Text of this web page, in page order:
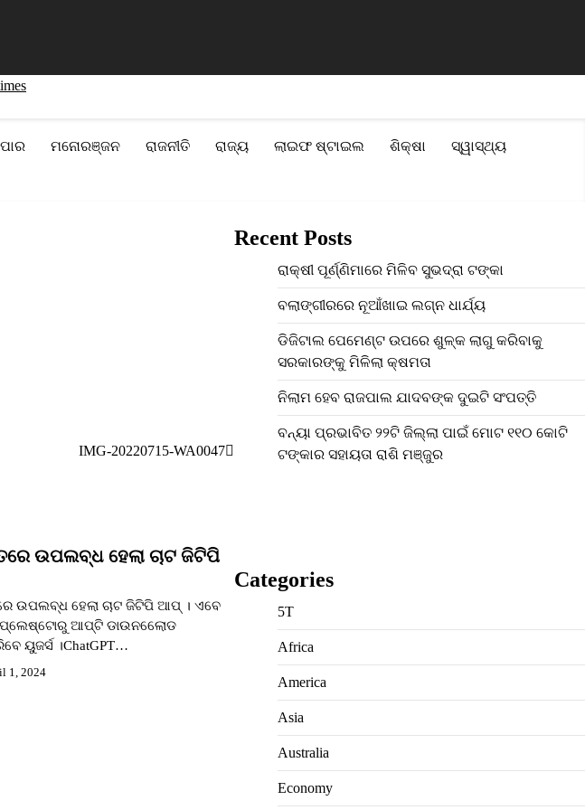
ହେବ ରାଜପାଲ ଯାଦବଙ୍କ ଦୁଇଟି ସଂପତ୍ତି
ମନୋରଞ୍ଜନ ରାଜନୀତି ରାଜ୍ୟ ଲାଇଫ ଷ୍ଟାଇଲ ଶିକ୍ଷା ସ୍ୱାସ୍ଥ୍ୟ
IMG-20220715-WA0047
ଉପଲବ୍ଧ ହେଲା ଚାଟ ଜିଟିପି
ଉପଲବ୍ଧ ହେଲା ଚାଟ ଜିଟିପି ଆପ୍ । ଏବେ
ଆପ୍‌ଟି ଡାଉନଲେୋଡ
ୟୁଜର୍ସ ।ChatGPT…
1, 2024
Recent Posts
ରାକ୍ଷୀ ପୂର୍ଣ୍ଣିମାରେ ମିଳିବ ସୁଭଦ୍ରା ଟଙ୍କା
ବଲାଙ୍ଗୀରରେ ନୂଆଁଖାଇ ଲଗ୍ନ ଧାର୍ଯ୍ୟ
ଡିଜିଟାଲ ପେମେଣ୍ଟ ଉପରେ ଶୁଳ୍କ ଲାଗୁ କରିବାକୁ
ସରକାରଙ୍କୁ ମିଳିଲା କ୍ଷମତା
ନିଲାମ ହେବ ରାଜପାଲ ଯାଦବଙ୍କ ଦୁଇଟି ସଂପତ୍ତି
ବନ୍ୟା ପ୍ରଭାବିତ ୨୨ଟି ଜିଲ୍ଲା ପାଇଁ ମୋଟ ୧୧୦ କୋଟି
ଟଙ୍କାର ସହାୟତା ରାଶି ମଞ୍ଜୁର
Categories
5T
Africa
America
Asia
Australia
Economy